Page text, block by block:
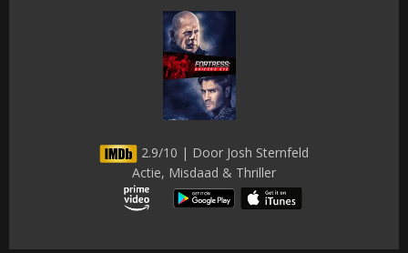
2.9/10 | Door Josh Sternfeld
Actie, Misdaad & Thriller